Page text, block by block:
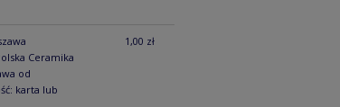
Ceramika
od
karta lub
1,00 zł